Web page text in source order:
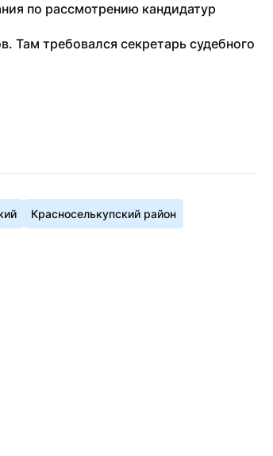
по рассмотрению кандидатур
Там требовался секретарь судебного
Красноселькупский район